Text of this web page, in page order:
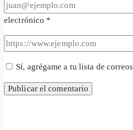
electrónico *
Sí, agrégame a tu lista de correos